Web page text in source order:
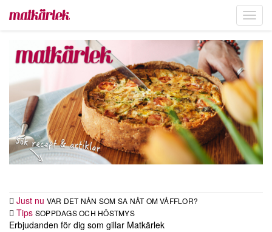
Just nu VAR DET NÅN SOM SA NÅT OM VÅFFLOR?
Tips SOPPDAGS OCH HÖSTMYS
Erbjudanden för dig som gillar Matkärlek